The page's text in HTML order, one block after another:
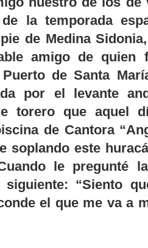
la temporada
de Medina
amigo de quien
de Santa
por el levante
torero que aquel
de Cantora
soplando este
le pregunté
siguiente: “Siento
el que me va a